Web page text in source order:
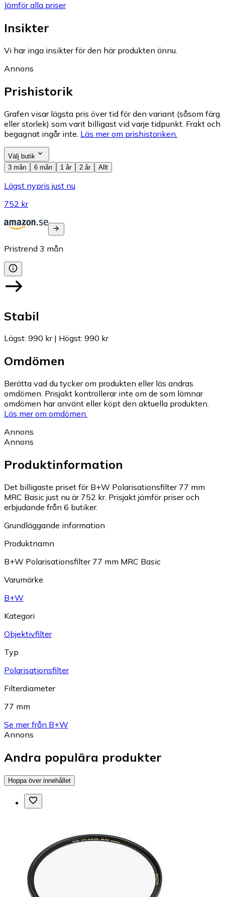
Jämför alla priser
Insikter
Vi har inga insikter för den här produkten ännu.
Annons
Prishistorik
Grafen visar lägsta pris över tid för den variant (såsom färg
eller storlek) som varit billigast vid varje tidpunkt. Frakt och
begagnat ingår inte. Läs mer om prishistoriken.
Välj butik
3 mån
6 mån 1 år 2 år Allt
Lägst nypris just nu
752 kr
Pristrend 3 mån
Stabil
Lägst: 990 kr| Högst: 990 kr
Omdömen
Berätta vad du tycker om produkten eller läs andras
omdömen. Prisjakt kontrollerar inte om de som lämnar
omdömen har använt eller köpt den aktuella produkten.
Läs mer om omdömen.
Annons
Annons
Produktinformation
Det billigaste priset för B+W Polarisationsfilter 77 mm
MRC Basic just nu är 752 kr. Prisjakt jämför priser och
erbjudande från 6 butiker.
Grundläggande information
Produktnamn
B+W Polarisationsfilter 77 mm MRC Basic
Varumärke
B+W
Kategori
Objektivfilter
Typ
Polarisationsfilter
Filterdiameter
77 mm
Se mer från B+W
Annons
Andra populära produkter
Hoppa över innehållet